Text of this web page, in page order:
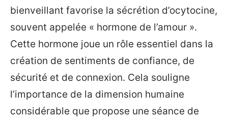
bienveillant favorise la sécrétion d’ocytocine,
souvent appelée « hormone de l’amour ».
Cette hormone joue un rôle essentiel dans la
création de sentiments de confiance, de
sécurité et de connexion. Cela souligne
l’importance de la dimension humaine
considérable que propose une séance de